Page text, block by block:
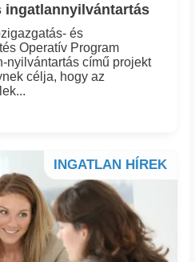
ingatlannyilvántartás
és
Operatív Program
nyilvántartás című projekt
célja, hogy az
INGATLAN HÍREK